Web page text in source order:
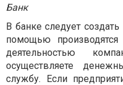
Банк
В банке следует
помощью
деятельностью
осуществляете
службу. Если